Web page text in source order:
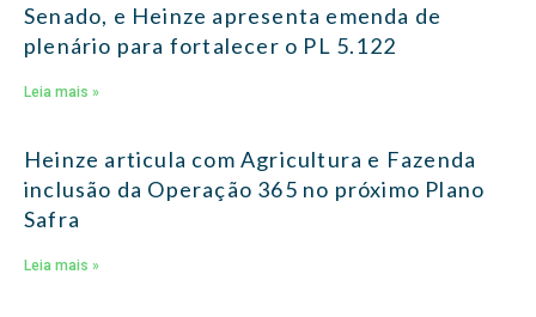
Senado, e Heinze apresenta emenda de
plenário para fortalecer o PL 5.122
Leia mais »
Heinze articula com Agricultura e Fazenda
inclusão da Operação 365 no próximo Plano
Safra
Leia mais »